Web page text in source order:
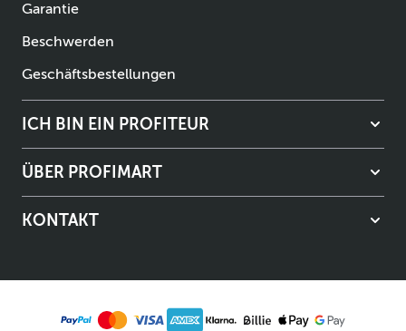
Garantie
Beschwerden
Geschäftsbestellungen
ICH BIN EIN PROFITEUR
ÜBER PROFIMART
KONTAKT